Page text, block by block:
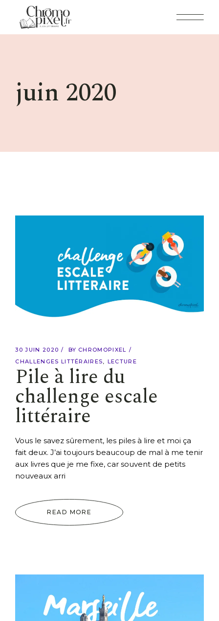
content
juin 2020
30 JUIN 2020 BY CHROMOPIXEL
CHALLENGES LITTÉRAIRES
LECTURE
Pile à lire du
challenge escale
littéraire
Vous le savez sûrement, les piles à lire et moi ça
fait deux. J’ai toujours beaucoup de mal à me tenir
aux livres que je me fixe, car souvent de petits
nouveaux arri
READ MORE